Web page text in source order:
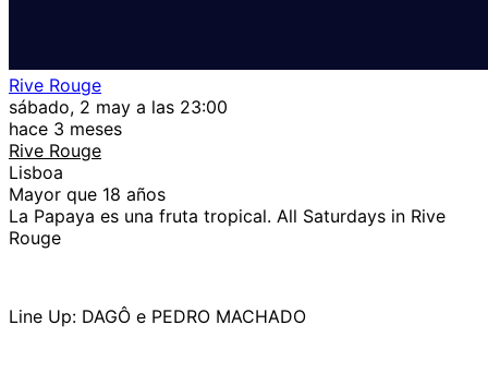
Rive Rouge
sábado, 2 may a las 23:00
hace 3 meses
Rive Rouge
Lisboa
Mayor que 18 años
La Papaya es una fruta tropical. All Saturdays in Rive
Rouge
Line Up: DAGÔ e PEDRO MACHADO